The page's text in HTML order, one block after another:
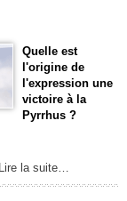
Quelle est
l'origine de
l'expression une
victoire à la
Pyrrhus ?
Lire la suite…